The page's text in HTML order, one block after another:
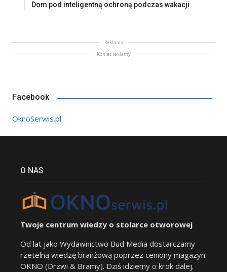
Dom pod inteligentną ochroną podczas wakacji
Reklama
Koniec reklamy
Facebook
OknoSerwis.pl
O NAS
Twoje centrum wiedzy o stolarce otworowej
Od lat jako Wydawnictwo Bud Media dostarczamy
rzetelną wiedzę branżową poprzez ceniony magazyn
OKNO (Drzwi & Bramy). Dziś idziemy o krok dalej.